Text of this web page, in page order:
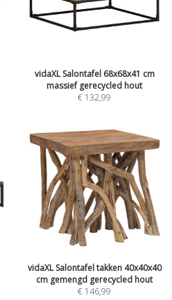
vidaXL Salontafel 68x68x41 cm
massief gerecycled hout
€ 132,99
vidaXL Salontafel takken 40x40x40
cm gemengd gerecycled hout
€ 146,99